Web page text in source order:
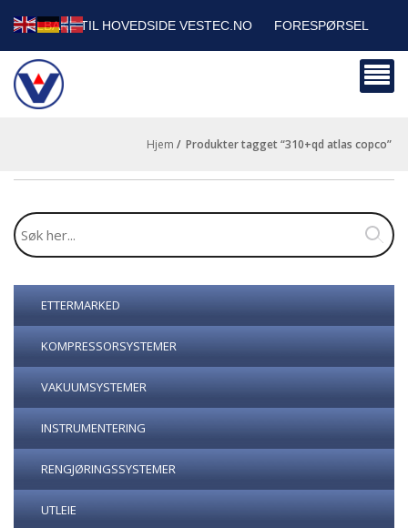
TILBAKE TIL HOVEDSIDE VESTEC.NO FORESPØRSEL
HANDLEVOGN
BEDRIFTSKUNDER
Hjem / produkter tagget “310+qd atlas copco”
ETTERMARKED
KOMPRESSORSYSTEMER
VAKUUMSYSTEMER
INSTRUMENTERING
RENGJØRINGSSYSTEMER
UTLEIE